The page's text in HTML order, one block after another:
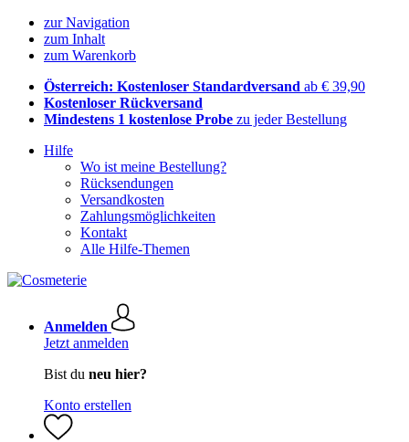
zur Navigation
zum Inhalt
zum Warenkorb
Österreich: Kostenloser Standardversand ab € 39,90
Kostenloser Rückversand
Mindestens 1 kostenlose Probe zu jeder Bestellung
Hilfe
Wo ist meine Bestellung?
Rücksendungen
Versandkosten
Zahlungsmöglichkeiten
Kontakt
Alle Hilfe-Themen
Anmelden
Jetzt anmelden
Bist du neu hier?
Konto erstellen